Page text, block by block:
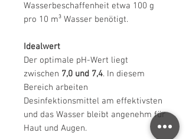
Wasserbeschaffenheit etwa 100 g
pro 10 m³ Wasser benötigt.
Idealwert
Der optimale pH-Wert liegt
zwischen 7,0 und 7,4. In diesem
Bereich arbeiten
Desinfektionsmittel am effektivsten
und das Wasser bleibt angenehm für
Haut und Augen.